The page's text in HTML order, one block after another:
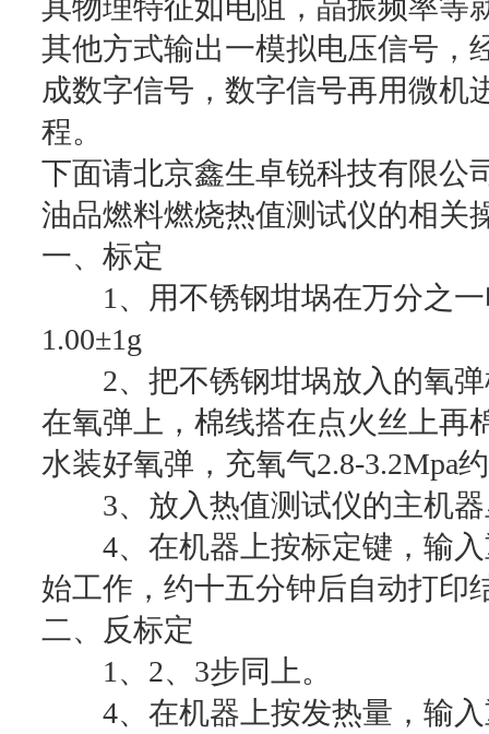
其物理特征如电阻，晶振频率等
其他方式输出一模拟电压信号，
成数字信号，数字信号再用微机
程。
下面请北京鑫生卓锐科技有限公
油品燃料燃烧热值测试仪的相关
一、标定
1、用不锈钢坩埚在万分之一
1.00±1g
2、把不锈钢坩埚放入的氧弹
在氧弹上，棉线搭在点火丝上再
水装好氧弹，充氧气2.8-3.2Mpa
3、放入热值测试仪的主机器
4、在机器上按标定键，输入
始工作，约十五分钟后自动打印
二、反标定
1、2、3步同上。
4、在机器上按发热量，输入